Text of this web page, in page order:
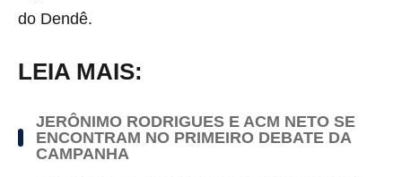
do Dendê.
LEIA MAIS:
JERÔNIMO RODRIGUES E ACM NETO SE
ENCONTRAM NO PRIMEIRO DEBATE DA
CAMPANHA